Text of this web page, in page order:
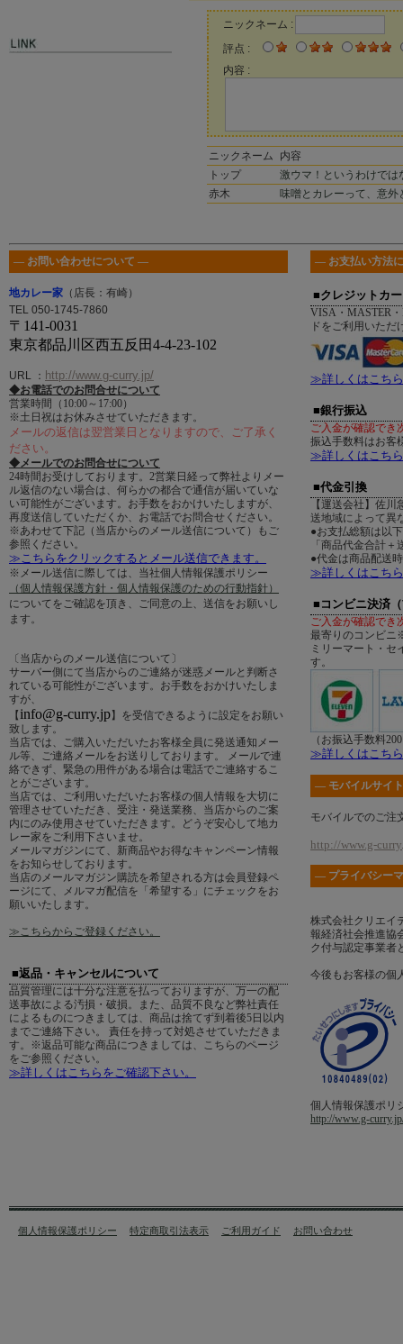
ニックネーム :
評点 :
内容 :
ニックネーム
内容
トップ
激ウマ！というわけでは
赤木
味噌とカレーって、意外
― お問い合わせについて ―
地カレー家 （店長：有崎）
TEL 050-1745-7860
〒141-0031
東京都品川区西五反田4-4-23-102
URL ： http://www.g-curry.jp/
◆お電話でのお問合せについて
営業時間（10:00～17:00）
※土日祝はお休みさせていただきます。
メールの返信は翌営業日となりますので、ご了承く
ださい。
◆メールでのお問合せについて
24時間お受けしております。2営業日経って弊社よりメー
ル返信のない場合は、何らかの都合で通信が届いていな
い可能性がございます。お手数をおかけいたしますが、
再度送信していただくか、お電話でお問合せください。
※あわせて下記（当店からのメール送信について）もご
参照ください。
≫こちらをクリックするとメール送信できます。
※メール送信に際しては、当社個人情報保護ポリシー
（個人情報保護方針・個人情報保護のための行動指針）
についてをご確認を頂き、ご同意の上、送信をお願いし
ます。
〔当店からのメール送信について〕
サーバー側にて当店からのご連絡が迷惑メールと判断さ
れている可能性がございます。お手数をおかけいたしま
すが、
【 info@g-curry.jp】を受信できるように設定をお願い
致します。
当店では、ご購入いただいたお客様全員に発送通知メー
ル等、ご連絡メールをお送りしております。 メールで連
絡できず、緊急の用件がある場合は電話でご連絡するこ
とがございます。
当店では、ご利用いただいたお客様の個人情報を大切に
管理させていただき、受注・発送業務、当店からのご案
内にのみ使用させていただきます。どうぞ安心して地カ
レー家をご利用下さいませ。
メールマガジンにて、新商品やお得なキャンペーン情報
をお知らせしております。
当店のメールマガジン購読を希望される方は会員登録ペ
ージにて、メルマガ配信を「希望する」にチェックをお
願いいたします。
≫こちらからご登録ください。
■返品・キャンセルについて
品質管理には十分な注意を払っておりますが、万一の配
送事故による汚損・破損。また、品質不良など弊社責任
によるものにつきましては、商品は捨てず到着後5日以内
までご連絡下さい。 責任を持って対処させていただきま
す。※返品可能な商品につきましては、こちらのページ
をご参照ください。
≫詳しくはこちらをご確認下さい。
― お支払い方法
■クレジットカ
VISA・MASTER
ドをご利用いただ
≫詳しくはこち
■銀行振込
ご入金が確認でき
振込手数料はお客
≫詳しくはこち
■代金引換
【運送会社】佐
送地域によって異
●お支払総額は以
「商品代金合計
●代金は商品配送
≫詳しくはこち
■コンビニ決済
ご入金が確認でき
最寄りのコンビニ
ミリーマート・セ
す。
（お振込手数料
≫詳しくはこち
― モバイルサイ
モバイルでのご注
http://www.g-
― プライバシー
株式会社クリエイ
報経済社会推進協
ク付与認定事業者
今後もお客様の個
個人情報保護ポリ
http://www.g-
個人情報保護ポリシー 特定商取引法表示 ご利用ガイド お問い合わせ